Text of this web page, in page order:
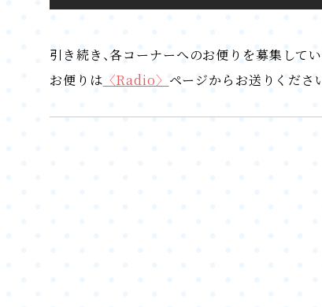
引き続き、各コーナーへのお便りを募集してい
お便りは 〈Radio〉 ページからお送りくださ